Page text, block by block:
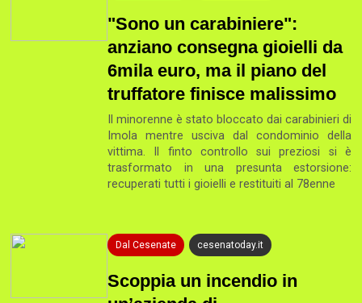
"Sono un carabiniere":
anziano consegna gioielli da
6mila euro, ma il piano del
truffatore finisce malissimo
Il minorenne è stato bloccato dai carabinieri di
Imola mentre usciva dal condominio della
vittima. Il finto controllo sui preziosi si è
trasformato in una presunta estorsione:
recuperati tutti i gioielli e restituiti al 78enne
Dal Cesenate cesenatoday.it
Scoppia un incendio in